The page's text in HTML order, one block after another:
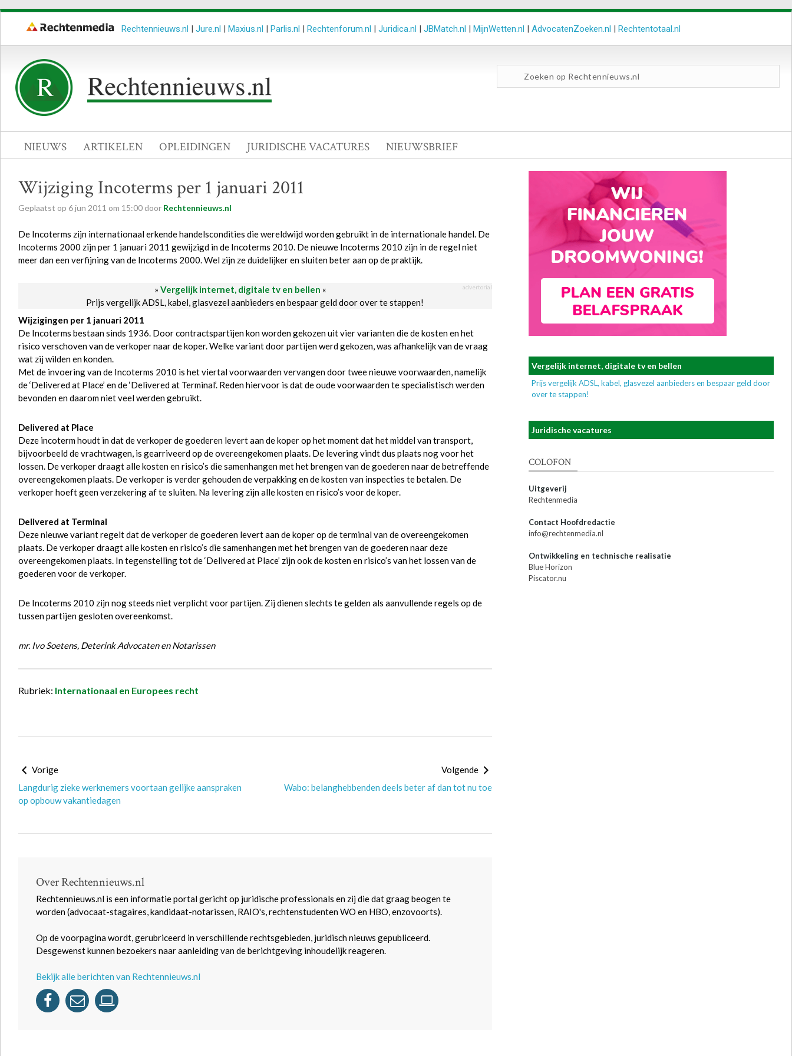
Rechtennieuws.nl | Jure.nl | Maxius.nl | Parlis.nl | Rechtenforum.nl | Juridica.nl | JBMatch.nl | MijnWetten.nl | AdvocatenZoeken.nl | Rechtentotaal.nl
NIEUWS ARTIKELEN OPLEIDINGEN JURIDISCHE VACATURES NIEUWSBRIEF
Wijziging Incoterms per 1 januari 2011
Geplaatst op 6jun 2011 om 15:00 door Rechtennieuws.nl
De Incoterms zijn internationaal erkende handelscondities die wereldwijd worden gebruikt in de internationale handel. De
Incoterms 2000 zijn per 1 januari 2011 gewijzigd in de Incoterms 2010. De nieuwe Incoterms 2010 zijn in de regel niet
meer dan een verfijning van de Incoterms 2000. Wel zijn ze duidelijker en sluiten beter aan op de praktijk.
» Vergelijk internet, digitale tv en bellen « advertorial
Prijs vergelijk ADSL, kabel, glasvezel aanbieders en bespaar geld door over te stappen!
Wijzigingen per 1 januari 2011
De Incoterms bestaan sinds 1936. Door contractspartijen kon worden gekozen uit vier varianten die de kosten en het
risico verschoven van de verkoper naar de koper. Welke variant door partijen werd gekozen, was afhankelijk van de vraag
wat zij wilden en konden.
Met de invoering van de Incoterms 2010 is het viertal voorwaarden vervangen door twee nieuwe voorwaarden, namelijk
de ‘Delivered at Place’ en de ‘Delivered at Terminal’. Reden hiervoor is dat de oude voorwaarden te specialistisch werden
bevonden en daarom niet veel werden gebruikt.
Delivered at Place
Deze incoterm houdt in dat de verkoper de goederen levert aan de koper op het moment dat het middel van transport,
bijvoorbeeld de vrachtwagen, is gearriveerd op de overeengekomen plaats. De levering vindt dus plaats nog voor het
lossen. De verkoper draagt alle kosten en risico’s die samenhangen met het brengen van de goederen naar de betreffende
overeengekomen plaats. De verkoper is verder gehouden de verpakking en de kosten van inspecties te betalen. De
verkoper hoeft geen verzekering af te sluiten. Na levering zijn alle kosten en risico’s voor de koper.
Delivered at Terminal
Deze nieuwe variant regelt dat de verkoper de goederen levert aan de koper op de terminal van de overeengekomen
plaats. De verkoper draagt alle kosten en risico’s die samenhangen met het brengen van de goederen naar deze
overeengekomen plaats. In tegenstelling tot de ‘Delivered at Place’ zijn ook de kosten en risico’s van het lossen van de
goederen voor de verkoper.
De Incoterms 2010 zijn nog steeds niet verplicht voor partijen. Zij dienen slechts te gelden als aanvullende regels op de
tussen partijen gesloten overeenkomst.
mr. Ivo Soetens, Deterink Advocaten en Notarissen
Rubriek: Internationaal en Europees recht
Vorige
Langdurig zieke werknemers voortaan gelijke aanspraken
op opbouw vakantiedagen
Volgende
Wabo: belanghebbenden deels beter af dan tot nu toe
Over Rechtennieuws.nl
Rechtennieuws.nl is een informatie portal gericht op juridische professionals en zij die dat graag beogen te
worden (advocaat-stagaires, kandidaat-notarissen, RAIO's, rechtenstudenten WO en HBO, enzovoorts).
Op de voorpagina wordt, gerubriceerd in verschillende rechtsgebieden, juridisch nieuws gepubliceerd.
Desgewenst kunnen bezoekers naar aanleiding van de berichtgeving inhoudelijk reageren.
Bekijk alle berichten van Rechtennieuws.nl
Vergelijk internet, digitale tv en bellen
Prijs vergelijk ADSL, kabel, glasvezel aanbieders en bespaar geld door
over te stappen!
Juridische vacatures
COLOFON
Uitgeverij
Rechtenmedia
Contact Hoofdredactie
info@rechtenmedia.nl
Ontwikkeling en technische realisatie
Blue Horizon
Piscator.nu